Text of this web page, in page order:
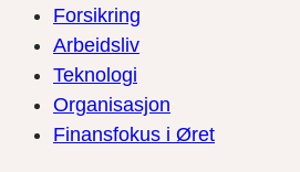
Forsikring
Arbeidsliv
Teknologi
Organisasjon
Finansfokus i Øret